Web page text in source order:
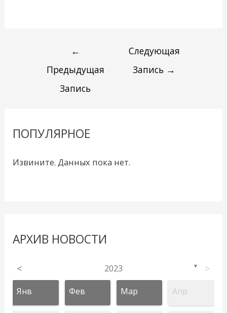
←
Предыдущая
Запись
Следующая
Запись →
ПОПУЛЯРНОЕ
Извините. Данных пока нет.
АРХИВ НОВОСТИ
< 2023 ▼ >
Янв Фев Мар Апр